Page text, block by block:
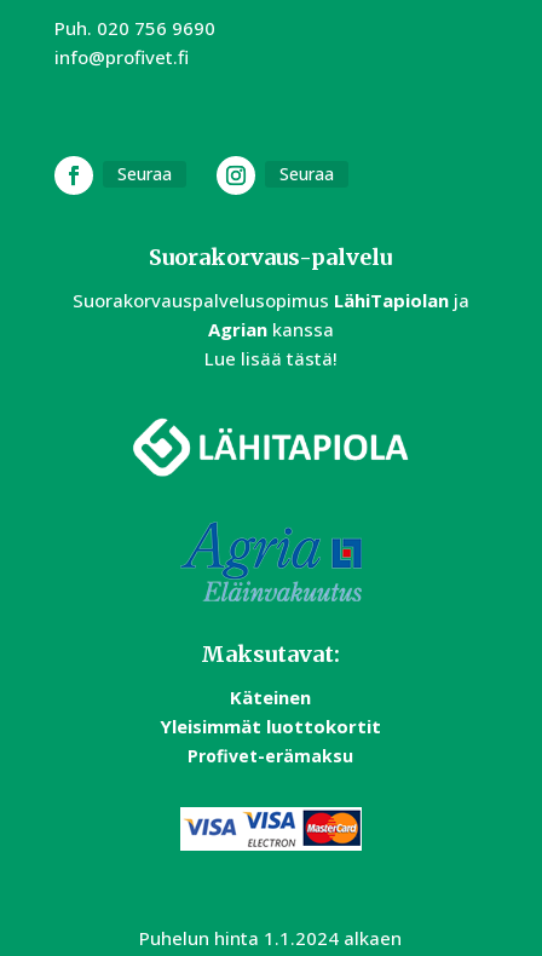
Puh. 020 756 9690
info@profivet.fi
Seuraa Seuraa
Suorakorvaus-palvelu
Suorakorvauspalvelusopimus LähiTapiolanja
Agriankanssa
Lue lisää tästä!
Maksutavat:
Käteinen
Yleisimmät luottokortit
Profivet-erämaksu
Puhelun hinta 1.1.2024 alkaen